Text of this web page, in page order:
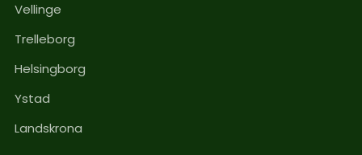
Vellinge
Trelleborg
Helsingborg
Ystad
Landskrona